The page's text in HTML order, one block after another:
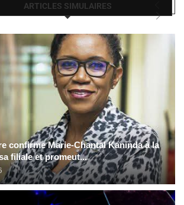
ARTICLES SIMULAIRES
confirme Marie-Chantal Kaninda à la
filiale et promeut...